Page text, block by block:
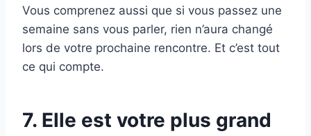
Vous comprenez aussi que si vous passez une
semaine sans vous parler, rien n’aura changé
lors de votre prochaine rencontre. Et c’est tout
ce qui compte.
7. Elle est votre plus grand